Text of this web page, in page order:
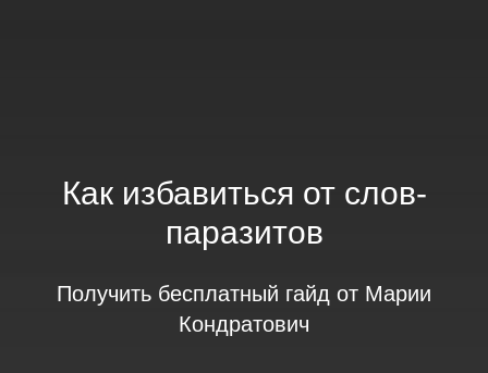
Как избавиться от слов-
паразитов
Получить бесплатный гайд от Марии
Кондратович